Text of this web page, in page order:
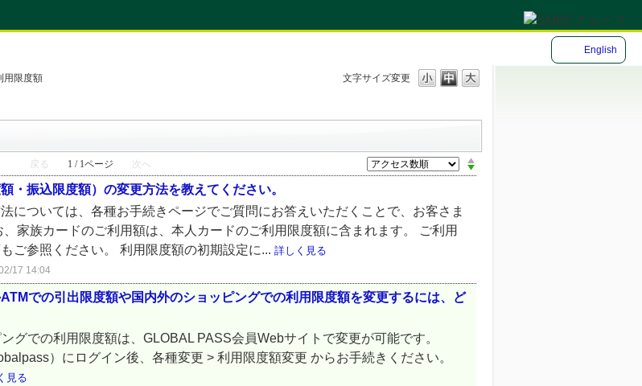
English
文字サイズ変更
用限度額
戻る 1 / 1ページ 次へ
・振込限度額）の変更方法を教えてください。
については、各種お手続きページでご質問にお答えいただくことで、お客さま
家族カードのご利用額は、本人カードのご利用限度額に含まれます。 ご利用
ご参照ください。 利用限度額の初期設定に... 詳しく見る
17 14:04
での引出限度額や国内外のショッピングでの利用限度額を変更するには、ど
グでの利用限度額は、GLOBAL PASS会員Webサイトで変更が可能です。
）にログイン後、各種変更 > 利用限度額変更 からお手続きください。
見る